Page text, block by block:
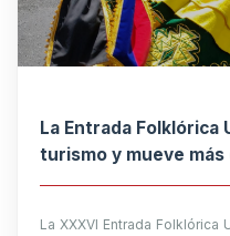
La Entrada Folklórica
turismo y mueve más
La XXXVI Entrada Folklórica